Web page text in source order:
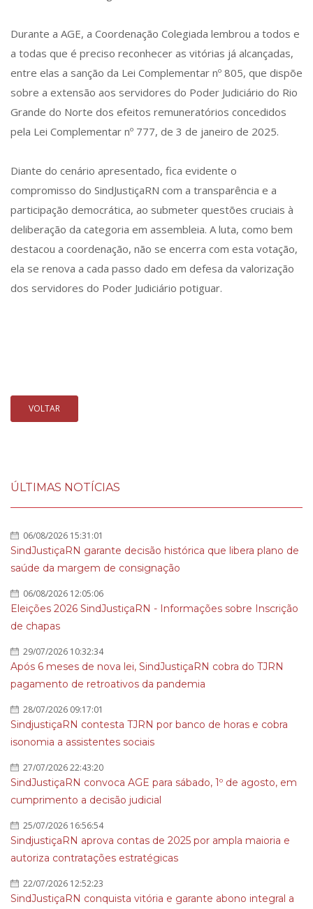
Durante a AGE, a Coordenação Colegiada lembrou a todos e
a todas que é preciso reconhecer as vitórias já alcançadas,
entre elas a sanção da Lei Complementar nº 805, que dispõe
sobre a extensão aos servidores do Poder Judiciário do Rio
Grande do Norte dos efeitos remuneratórios concedidos
pela Lei Complementar nº 777, de 3 de janeiro de 2025.
Diante do cenário apresentado, fica evidente o
compromisso do SindJustiçaRN com a transparência e a
participação democrática, ao submeter questões cruciais à
deliberação da categoria em assembleia. A luta, como bem
destacou a coordenação, não se encerra com esta votação,
ela se renova a cada passo dado em defesa da valorização
dos servidores do Poder Judiciário potiguar.
VOLTAR
ÚLTIMAS NOTÍCIAS
06/08/2026 15:31:01
SindJustiçaRN garante decisão histórica que libera plano de
saúde da margem de consignação
06/08/2026 12:05:06
Eleições 2026 SindJustiçaRN - Informações sobre Inscrição
de chapas
29/07/2026 10:32:34
Após 6 meses de nova lei, SindJustiçaRN cobra do TJRN
pagamento de retroativos da pandemia
28/07/2026 09:17:01
SindjustiçaRN contesta TJRN por banco de horas e cobra
isonomia a assistentes sociais
27/07/2026 22:43:20
SindJustiçaRN convoca AGE para sábado, 1º de agosto, em
cumprimento a decisão judicial
25/07/2026 16:56:54
SindjustiçaRN aprova contas de 2025 por ampla maioria e
autoriza contratações estratégicas
22/07/2026 12:52:23
SindJustiçaRN conquista vitória e garante abono integral a